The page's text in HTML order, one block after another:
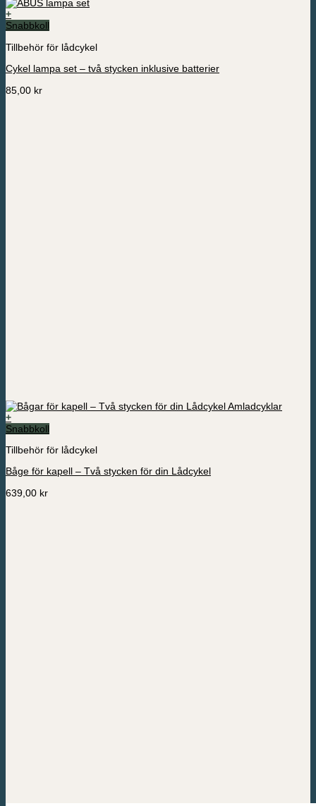
+
Snabbkoll
Tillbehör för lådcykel
Cykel lampa set – två stycken inklusive batterier
85,00 kr
+
Snabbkoll
Tillbehör för lådcykel
Båge för kapell – Två stycken för din Lådcykel
639,00 kr